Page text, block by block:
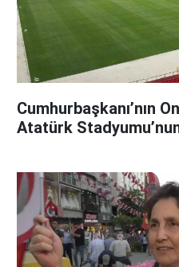
Cumhurbaşkanı’nın
Atatürk